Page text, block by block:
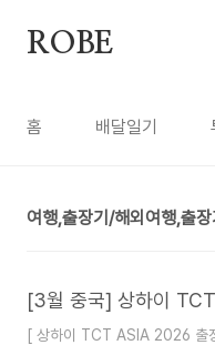
ROBE
홈 배달일기
여행,출장기/해외여행,출장
[ 상하이 TCT ASIA 2026 출